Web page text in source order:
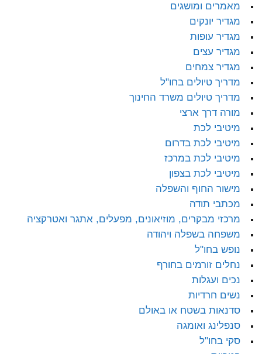
מאמרים ומושגים
מגדיר יונקים
מגדיר עופות
מגדיר עצים
מגדיר צמחים
מדריך טיולים בחו"ל
מדריך טיולים משרד החינוך
מורה דרך ארצי
מיטיבי לכת
מיטיבי לכת בדרום
מיטיבי לכת במרכז
מיטיבי לכת בצפון
מישור החוף והשפלה
מכתבי תודה
מרכזי מבקרים, מוזיאונים, מפעלים, אתגר ואטרקציה
משפחה בשפלה ויהודה
נופש בחו"ל
נחלים זורמים בחורף
נכים ועגלות
נשים חרדיות
סדנאות בשטח או באולם
סנפלינג ואומגה
סקי בחו"ל